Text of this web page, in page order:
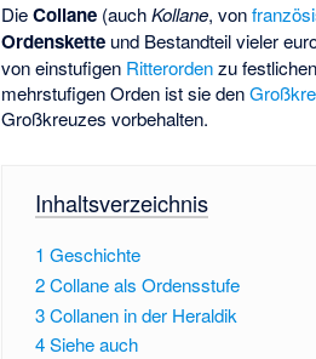
DieCollane (auchKollane, von
Ordenskette und Bestandteil vieler
von einstufigen Ritterordenzu
mehrstufigen Orden ist sie den
Großkreuzes vorbehalten.
Inhaltsverzeichnis
1 Geschichte
2Collane als Ordensstufe
3Collanen in der Heraldik
4Siehe auch